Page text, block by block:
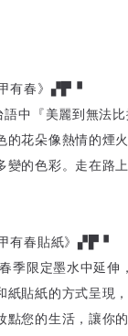
有春》▞▛▝
中『美麗到無法
的花朵像熱情的煙
變的色彩。走在路
有春貼紙》▞▛▝
季限定墨水中延伸
紙貼紙的方式呈現
點您的生活，讓你